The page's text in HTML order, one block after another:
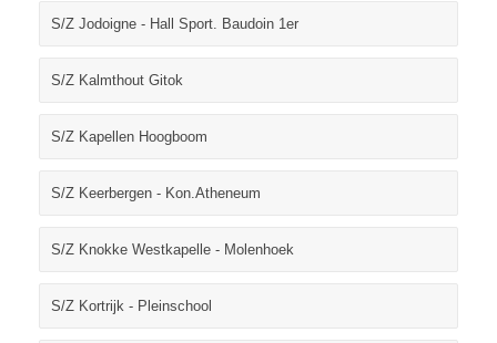
S/Z Jodoigne - Hall Sport. Baudoin 1er
S/Z Kalmthout Gitok
S/Z Kapellen Hoogboom
S/Z Keerbergen - Kon.Atheneum
S/Z Knokke Westkapelle - Molenhoek
S/Z Kortrijk - Pleinschool